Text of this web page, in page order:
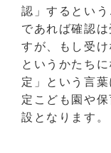
認」するとい
であれば確認
すが、もし受
というかたち
定」という言
定こども園や
設となります。